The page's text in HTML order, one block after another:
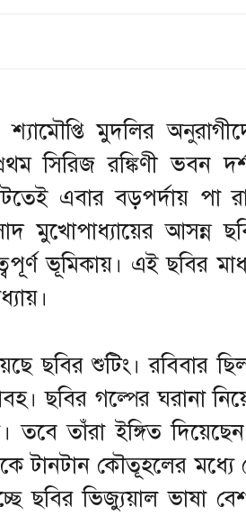
মুদলির
সিরিজ রঙ্কিণী ভবন
এবার বড়পর্দায় পা
মুখোপাধ্যায়ের আসন্ন
ভূমিকায়। এই ছবির
ছবির শুটিং। রবিবার
ছবির গল্পের ঘরানা
তবে তাঁরা ইঙ্গিত
টানটান কৌতূহলের
ছবির ভিজ্যুয়াল ভাষা